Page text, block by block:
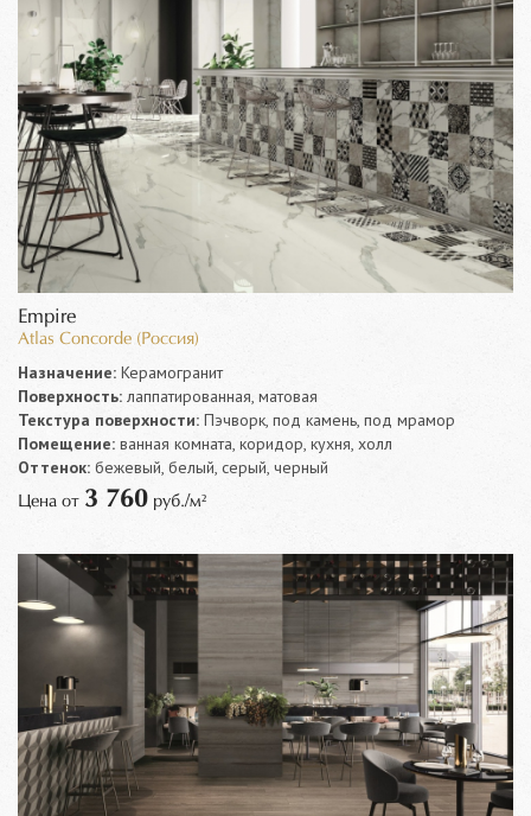
Empire
Atlas Concorde (Россия)
Назначение: Керамогранит
Поверхность: лаппатированная, матовая
Текстура поверхности: Пэчворк, под камень, под мрамор
Помещение: ванная комната, коридор, кухня, холл
Оттенок: бежевый, белый, серый, черный
Цена от 3 760 руб./м²